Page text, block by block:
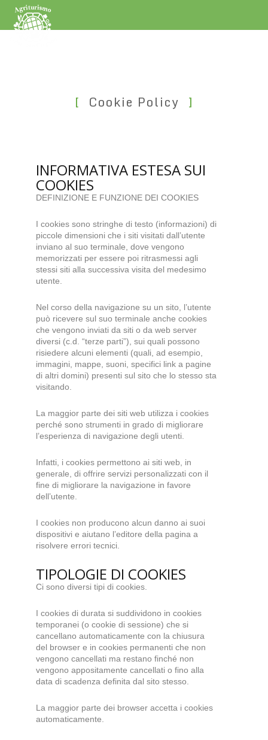
Cookie Policy
INFORMATIVA ESTESA SUI
COOKIES
DEFINIZIONE E FUNZIONE DEI COOKIES
I cookies sono stringhe di testo (informazioni) di
piccole dimensioni che i siti visitati dall’utente
inviano al suo terminale, dove vengono
memorizzati per essere poi ritrasmessi agli
stessi siti alla successiva visita del medesimo
utente.
Nel corso della navigazione su un sito, l’utente
può ricevere sul suo terminale anche cookies
che vengono inviati da siti o da web server
diversi (c.d. “terze parti”), sui quali possono
risiedere alcuni elementi (quali, ad esempio,
immagini, mappe, suoni, specifici link a pagine
di altri domini) presenti sul sito che lo stesso sta
visitando.
La maggior parte dei siti web utilizza i cookies
perché sono strumenti in grado di migliorare
l’esperienza di navigazione degli utenti.
Infatti, i cookies permettono ai siti web, in
generale, di offrire servizi personalizzati con il
fine di migliorare la navigazione in favore
dell’utente.
I cookies non producono alcun danno ai suoi
dispositivi e aiutano l’editore della pagina a
risolvere errori tecnici.
TIPOLOGIE DI COOKIES
Ci sono diversi tipi di cookies.
I cookies di durata si suddividono in cookies
temporanei (o cookie di sessione) che si
cancellano automaticamente con la chiusura
del browser e in cookies permanenti che non
vengono cancellati ma restano finché non
vengono appositamente cancellati o fino alla
data di scadenza definita dal sito stesso.
La maggior parte dei browser accetta i cookies
automaticamente.